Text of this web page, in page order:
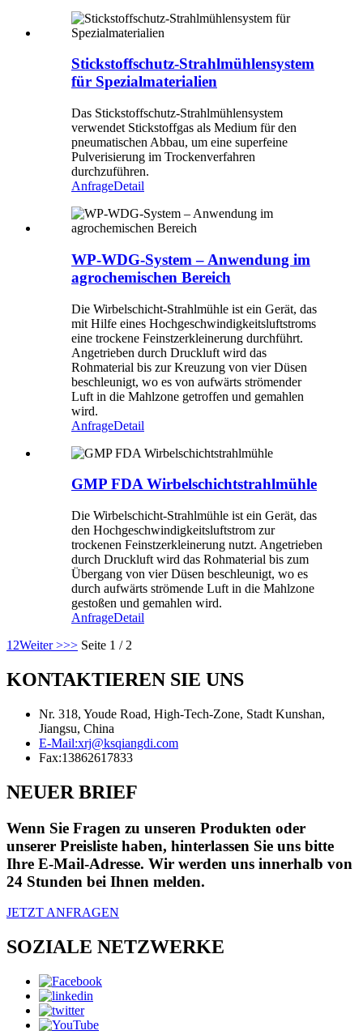
Stickstoffschutz-Strahlmühlensystem
für Spezialmaterialien
Das Stickstoffschutz-Strahlmühlensystem
verwendet Stickstoffgas als Medium für den
pneumatischen Abbau, um eine superfeine
Pulverisierung im Trockenverfahren
durchzuführen.
AnfrageDetail
WP-WDG-System – Anwendung im
agrochemischen Bereich
Die Wirbelschicht-Strahlmühle ist ein Gerät, das
mit Hilfe eines Hochgeschwindigkeitsluftstroms
eine trockene Feinstzerkleinerung durchführt.
Angetrieben durch Druckluft wird das
Rohmaterial bis zur Kreuzung von vier Düsen
beschleunigt, wo es von aufwärts strömender
Luft in die Mahlzone getroffen und gemahlen
wird.
AnfrageDetail
GMP FDA Wirbelschichtstrahlmühle
Die Wirbelschicht-Strahlmühle ist ein Gerät, das
den Hochgeschwindigkeitsluftstrom zur
trockenen Feinstzerkleinerung nutzt. Angetrieben
durch Druckluft wird das Rohmaterial bis zum
Übergang von vier Düsen beschleunigt, wo es
durch aufwärts strömende Luft in die Mahlzone
gestoßen und gemahlen wird.
AnfrageDetail
1 2Weiter >>> Seite 1 / 2
KONTAKTIEREN SIE UNS
Nr. 318, Youde Road, High-Tech-Zone, Stadt Kunshan,
Jiangsu, China
E-Mail:xrj@ksqiangdi.com
Fax:13862617833
NEUER BRIEF
Wenn Sie Fragen zu unseren Produkten oder
unserer Preisliste haben, hinterlassen Sie uns bitte
Ihre E-Mail-Adresse. Wir werden uns innerhalb von
24 Stunden bei Ihnen melden.
JETZT ANFRAGEN
SOZIALE NETZWERKE